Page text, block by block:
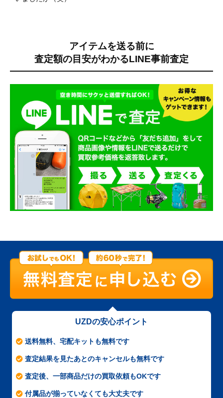
アイテムを送る前に
査定額の目安がわかるLINE事前査定
UZDの安心ポイント
送料無料、宅配キットも無料です
査定結果を見たあとのキャンセルも無料です
査定後、一部商品だけの買取依頼もOKです
付属品が揃っていなくても大丈夫です